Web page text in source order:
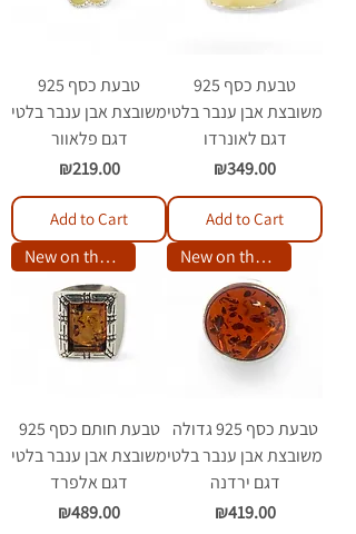
טבעת כסף 925
משובצת אבן ענבר בלטי
דגם פלאוור
Price
₪219.00
Add to Cart
טבעת כסף 925
משובצת אבן ענבר בלטי
דגם לאונרדו
Price
₪349.00
Add to Cart
New on the site
טבעת חותם כסף 925
משובצת אבן ענבר בלטי
דגם אלפרד
Price
₪489.00
New on the site
טבעת כסף 925 גדולה
משובצת אבן ענבר בלטי
דגם ירדנה
Price
₪419.00